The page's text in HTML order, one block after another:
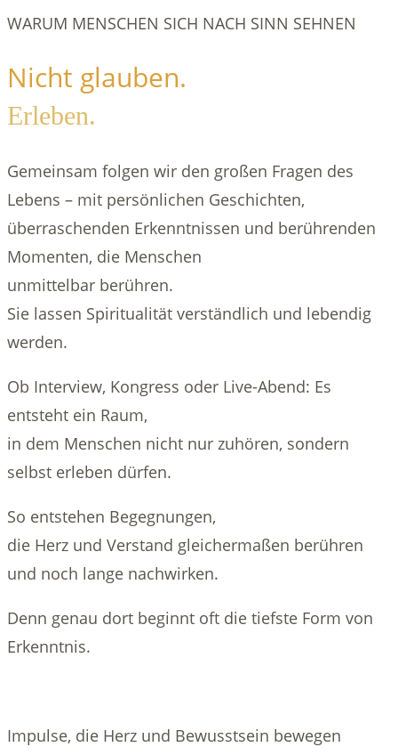
WARUM MENSCHEN SICH NACH SINN SEHNEN
Nicht glauben.
Erleben.
Gemeinsam folgen wir den großen Fragen des
Lebens – mit persönlichen Geschichten,
überraschenden Erkenntnissen und berührenden
Momenten, die Menschen
unmittelbar berühren.
Sie lassen Spiritualität verständlich und lebendig
werden.
Ob Interview, Kongress oder Live-Abend: Es
entsteht ein Raum,
in dem Menschen nicht nur zuhören, sondern
selbst erleben dürfen.
So entstehen Begegnungen,
die Herz und Verstand gleichermaßen berühren
und noch lange nachwirken.
Denn genau dort beginnt oft die tiefste Form von
Erkenntnis.
Impulse, die Herz und Bewusstsein bewegen